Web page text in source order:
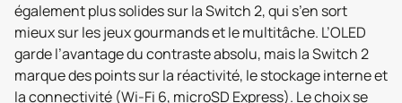
également plus solides sur la Switch 2, qui s’en sort
mieux sur les jeux gourmands et le multitâche. L’OLED
garde l’avantage du contraste absolu, mais la Switch 2
marque des points sur la réactivité, le stockage interne et
la connectivité (Wi-Fi 6, microSD Express). Le choix se